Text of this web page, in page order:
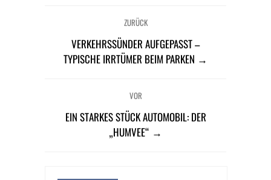
ZURÜCK
VERKEHRSSÜNDER AUFGEPASST –
TYPISCHE IRRTÜMER BEIM PARKEN →
VOR
EIN STARKES STÜCK AUTOMOBIL: DER
„HUMVEE“ →